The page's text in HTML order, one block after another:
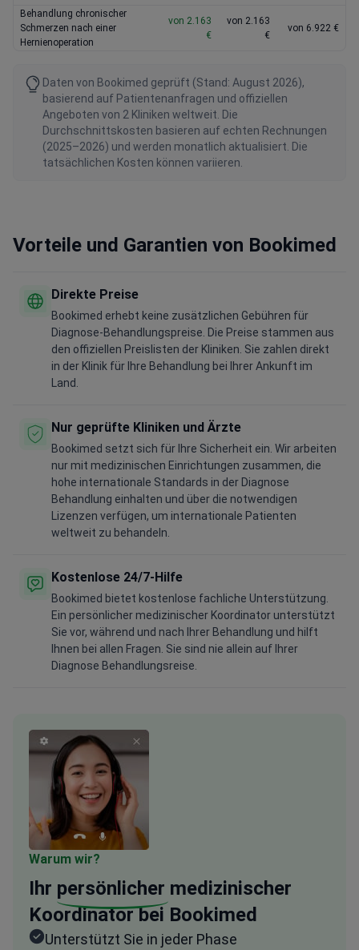
Behandlung chronischer
Schmerzen nach einer
Hernienoperation
von 2.163
€
von 2.163
€
von 6.922 €
Daten von Bookimed geprüft (Stand: August 2026),
basierend auf Patientenanfragen und offiziellen
Angeboten von 2 Kliniken weltweit. Die
Durchschnittskosten basieren auf echten Rechnungen
(2025–2026) und werden monatlich aktualisiert. Die
tatsächlichen Kosten können variieren.
Vorteile und Garantien von Bookimed
Direkte Preise
Bookimed erhebt keine zusätzlichen Gebühren für
Diagnose-Behandlungspreise. Die Preise stammen aus
den offiziellen Preislisten der Kliniken. Sie zahlen direkt
in der Klinik für Ihre Behandlung bei Ihrer Ankunft im
Land.
Nur geprüfte Kliniken und Ärzte
Bookimed setzt sich für Ihre Sicherheit ein. Wir arbeiten
nur mit medizinischen Einrichtungen zusammen, die
hohe internationale Standards in der Diagnose
Behandlung einhalten und über die notwendigen
Lizenzen verfügen, um internationale Patienten
weltweit zu behandeln.
Kostenlose 24/7-Hilfe
Bookimed bietet kostenlose fachliche Unterstützung.
Ein persönlicher medizinischer Koordinator unterstützt
Sie vor, während und nach Ihrer Behandlung und hilft
Ihnen bei allen Fragen. Sie sind nie allein auf Ihrer
Diagnose Behandlungsreise.
Warum wir?
Ihr persönlicher medizinischer
Koordinator bei Bookimed
Unterstützt Sie in jeder Phase